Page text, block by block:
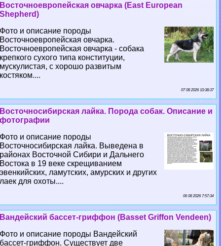
Восточноевропейская овчарка (East European
Shepherd)
Фото и описание породы
Восточноевропейская овчарка.
Восточноевропейская овчарка - собака
крепкого сухого типа конституции,
мускулистая, с хорошо развитым
костяком....
07 08 2026 10:38:37
Восточносибирская лайка. Порода собак. Описание и
фотографии
Фото и описание породы
Восточносибирская лайка. Выведена в
районах Восточной Сибири и Дальнего
Востока в 19 веке скрещиванием
эвенкийских, ламутских, амурских и других
лаек для охоты....
06 08 2026 7:57:34
Вандейский бассет-гриффон (Basset Griffon Vendeen)
Фото и описание породы Вандейский
бассет-гриффон. Существует две